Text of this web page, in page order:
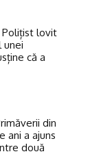
Polițist lovit
unei
că a
din
ani a ajuns
două